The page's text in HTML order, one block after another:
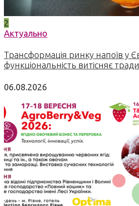
2
Актуально
Трансформація ринку напоїв у
функціональність витісняє
06.08.2026